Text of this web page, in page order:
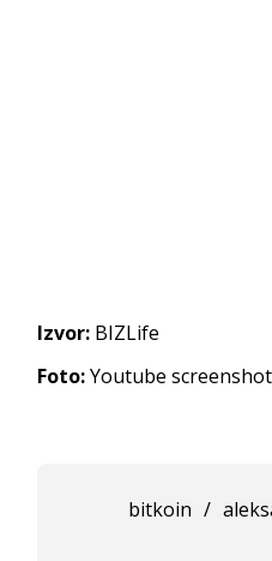
Izvor: BIZLife
Foto:Youtube screenshot
bitkoin /